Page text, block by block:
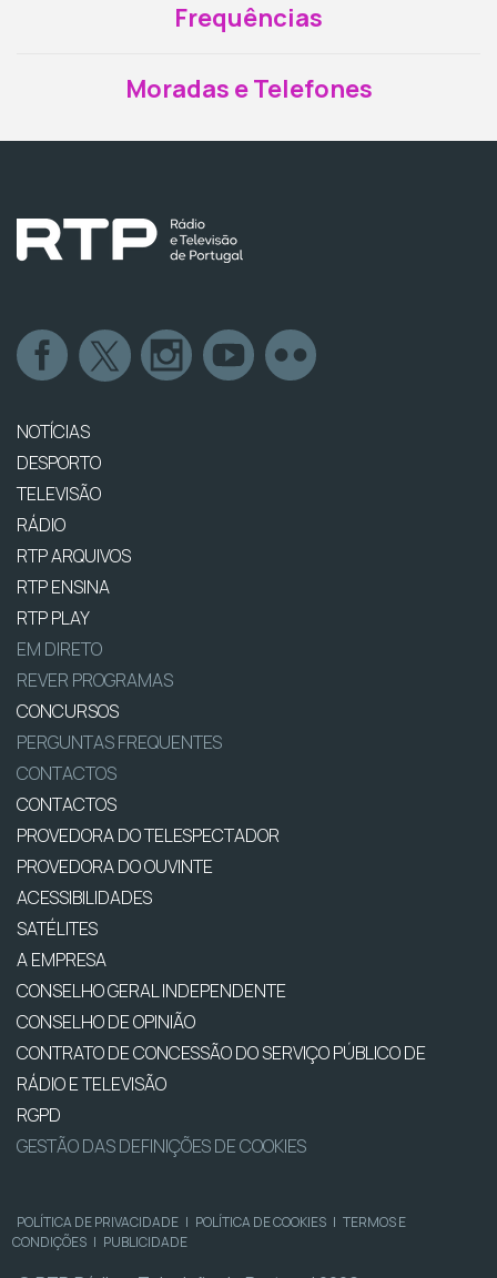
Frequências
Moradas e Telefones
NOTÍCIAS
DESPORTO
TELEVISÃO
RÁDIO
RTP ARQUIVOS
RTP ENSINA
RTP PLAY
EM DIRETO
REVER PROGRAMAS
CONCURSOS
PERGUNTAS FREQUENTES
CONTACTOS
CONTACTOS
PROVEDORA DO TELESPECTADOR
PROVEDORA DO OUVINTE
ACESSIBILIDADES
SATÉLITES
A EMPRESA
CONSELHO GERAL INDEPENDENTE
CONSELHO DE OPINIÃO
CONTRATO DE CONCESSÃO DO SERVIÇO PÚBLICO DE
RÁDIO E TELEVISÃO
RGPD
GESTÃO DAS DEFINIÇÕES DE COOKIES
POLÍTICA DE PRIVACIDADE | POLÍTICA DE COOKIES | TERMOS E
CONDIÇÕES | PUBLICIDADE